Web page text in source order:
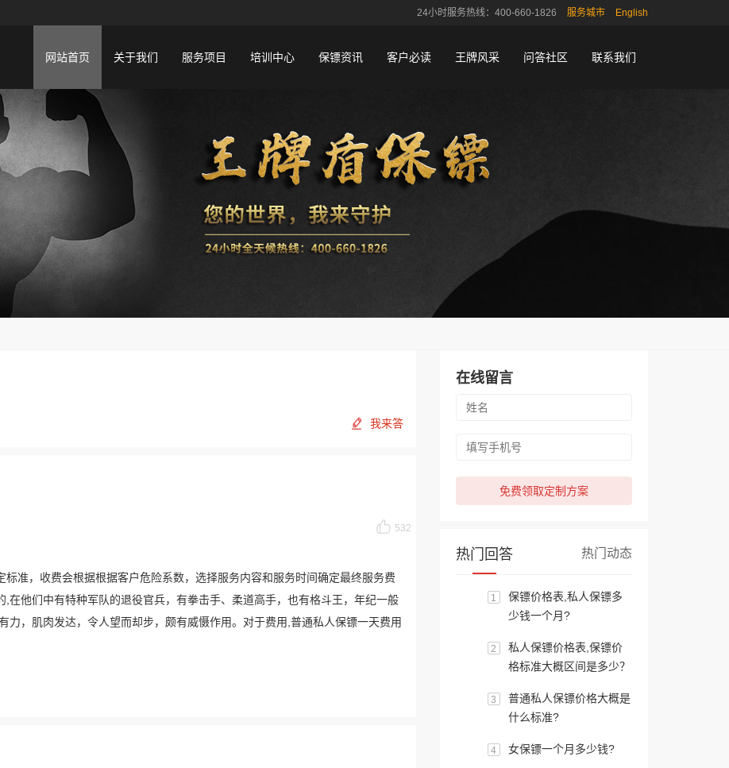
24小时服务热线：400-660-1826 服务城市 English
网站首页 关于我们 服务项目 培训中心 保镖资讯 客户必读 王牌风采 问答社区 联系我们
我来答
532
准，收费会根据根据客户危险系数，选择服务内容和服务时间确定最终服务费
在他们中有特种军队的退役官兵，有拳击手、柔道高手，也有格斗王，年纪一般
，肌肉发达，令人望而却步，颇有威慑作用。对于费用,普通私人保镖一天费用
在线留言
免费领取定制方案
热门回答 热门动态
1
保镖价格表,私人保镖多
少钱一个月?
2
私人保镖价格表,保镖价
格标准大概区间是多少？
3
普通私人保镖价格大概是
什么标准?
4 女保镖一个月多少钱?